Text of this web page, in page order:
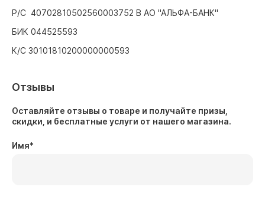
Р/С 40702810502560003752 В АО "АЛЬФА-БАНК"
БИК 044525593
К/С 30101810200000000593
Отзывы
Оставляйте отзывы о товаре и получайте призы,
скидки, и бесплатные услуги от нашего магазина.
Имя*